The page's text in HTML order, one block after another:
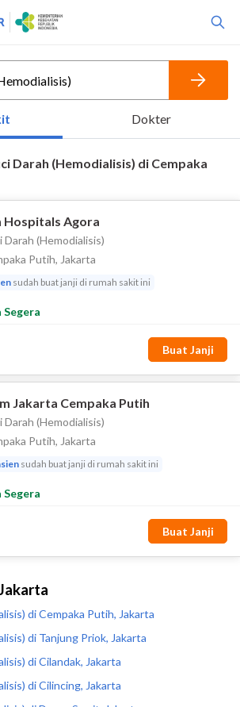
di Cempaka Putih, Jakarta
di Tanjung Priok, Jakarta
di Cilandak, Jakarta
di Cilincing, Jakarta